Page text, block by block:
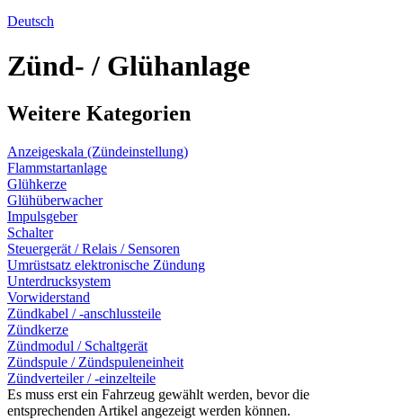
Deutsch
Zünd- / Glühanlage
Weitere Kategorien
Anzeigeskala (Zündeinstellung)
Flammstartanlage
Glühkerze
Glühüberwacher
Impulsgeber
Schalter
Steuergerät / Relais / Sensoren
Umrüstsatz elektronische Zündung
Unterdrucksystem
Vorwiderstand
Zündkabel / -anschlussteile
Zündkerze
Zündmodul / Schaltgerät
Zündspule / Zündspuleneinheit
Zündverteiler / -einzelteile
Es muss erst ein Fahrzeug gewählt werden, bevor die
entsprechenden Artikel angezeigt werden können.